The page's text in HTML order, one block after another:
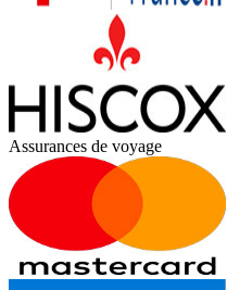
Assurances de voyage